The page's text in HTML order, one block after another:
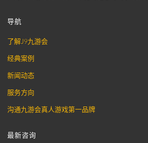
导航
了解J9九游会
经典案例
新闻动态
服务方向
沟通九游会真人游戏第一品牌
最新咨询